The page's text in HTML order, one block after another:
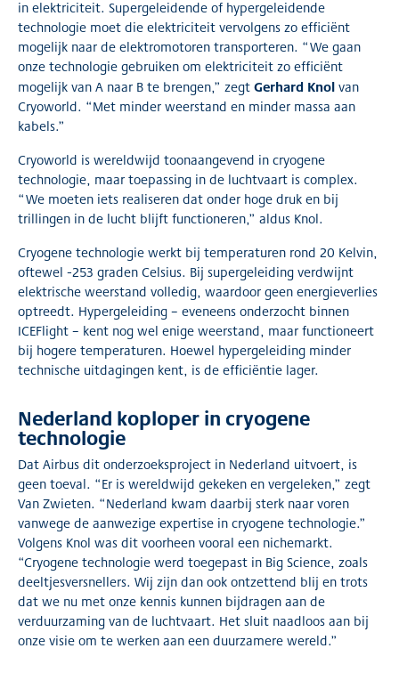
in elektriciteit. Supergeleidende of hypergeleidende
technologie moet die elektriciteit vervolgens zo efficiënt
mogelijk naar de elektromotoren transporteren. “We gaan
onze technologie gebruiken om elektriciteit zo efficiënt
mogelijk van A naar B te brengen,” zegtGerhard Knolvan
Cryoworld. “Met minder weerstand en minder massa aan
kabels.”
Cryoworld is wereldwijd toonaangevend in cryogene
technologie, maar toepassing in de luchtvaart is complex.
“We moeten iets realiseren dat onder hoge druk en bij
trillingen in de lucht blijft functioneren,” aldus Knol.
Cryogene technologie werkt bij temperaturen rond 20 Kelvin,
oftewel -253 graden Celsius. Bij supergeleiding verdwijnt
elektrische weerstand volledig, waardoor geen energieverlies
optreedt. Hypergeleiding – eveneens onderzocht binnen
ICEFlight – kent nog wel enige weerstand, maar functioneert
bij hogere temperaturen. Hoewel hypergeleiding minder
technische uitdagingen kent, is de efficiëntie lager.
Nederland koploper in cryogene
technologie
Dat Airbus dit onderzoeksproject in Nederland uitvoert, is
geen toeval. “Er is wereldwijd gekeken en vergeleken,” zegt
Van Zwieten. “Nederland kwam daarbij sterk naar voren
vanwege de aanwezige expertise in cryogene technologie.”
Volgens Knol was dit voorheen vooral een nichemarkt.
“Cryogene technologie werd toegepast in Big Science, zoals
deeltjesversnellers. Wij zijn dan ook ontzettend blij en trots
dat we nu met onze kennis kunnen bijdragen aan de
verduurzaming van de luchtvaart. Het sluit naadloos aan bij
onze visie om te werken aan een duurzamere wereld.”